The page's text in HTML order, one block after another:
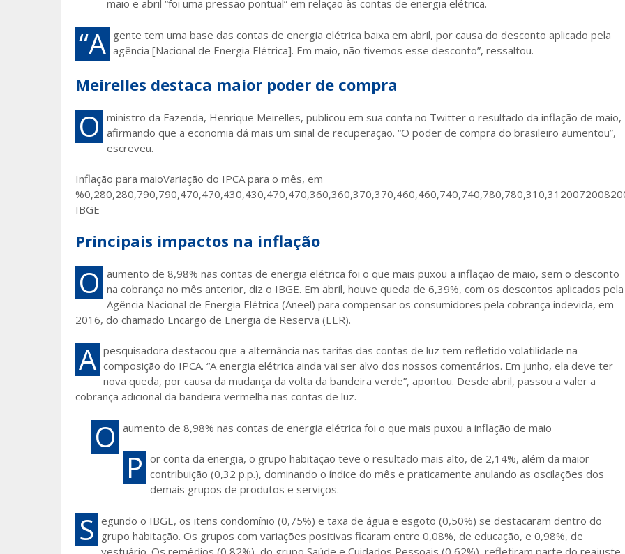
maio e abril “foi uma pressão pontual” em relação às contas de energia elétrica.
“A gente tem uma base das contas de energia elétrica baixa em abril, por causa do desconto aplicado pela
agência [Nacional de Energia Elétrica]. Em maio, não tivemos esse desconto”, ressaltou.
Meirelles destaca maior poder de compra
O ministro da Fazenda, Henrique Meirelles, publicou em sua conta no Twitter o resultado da inflação de maio,
afirmando que a economia dá mais um sinal de recuperação. “O poder de compra do brasileiro aumentou”,
escreveu.
Inflação para maioVariação do IPCA para o mês, em
IBGE
Principais impactos na inflação
O aumento de 8,98% nas contas de energia elétrica foi o que mais puxou a inflação de maio, sem o desconto
na cobrança no mês anterior, diz o IBGE. Em abril, houve queda de 6,39%, com os descontos aplicados pela
Agência Nacional de Energia Elétrica (Aneel) para compensar os consumidores pela cobrança indevida, em
2016, do chamado Encargo de Energia de Reserva (EER).
A pesquisadora destacou que a alternância nas tarifas das contas de luz tem refletido volatilidade na
composição do IPCA. “A energia elétrica ainda vai ser alvo dos nossos comentários. Em junho, ela deve ter
nova queda, por causa da mudança da volta da bandeira verde”, apontou. Desde abril, passou a valer a
cobrança adicional da bandeira vermelha nas contas de luz.
O aumento de 8,98% nas contas de energia elétrica foi o que mais puxou a inflação de maio
P or conta da energia, o grupo habitação teve o resultado mais alto, de 2,14%, além da maior
contribuição (0,32 p.p.), dominando o índice do mês e praticamente anulando as oscilações dos
demais grupos de produtos e serviços.
S egundo o IBGE, os itens condomínio (0,75%) e taxa de água e esgoto (0,50%) se destacaram dentro do
grupo habitação. Os grupos com variações positivas ficaram entre 0,08%, de educação, e 0,98%, de
vestuário. Os remédios (0,82%), do grupo Saúde e Cuidados Pessoais (0,62%), refletiram parte do reajuste